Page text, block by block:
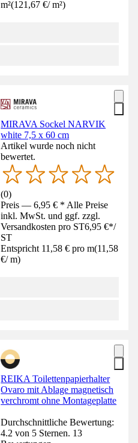
m²(121,67 €/ m²)
MIRAVA Sockel NARVIK
white 7,5 x 60 cm
Artikel wurde noch nicht
bewertet.
(0)
Preis — 6,95 € * Alle Preise
inkl. MwSt. und ggf. zzgl.
Versandkosten pro ST6,95 €*/
ST
Entspricht 11,58 € pro m(11,58
€/ m)
REIKA Toilettenpapierhalter
Ovaro mit Ablage magnetisch
verchromt ohne Montageplatte
Durchschnittliche Bewertung:
4.2 von 5 Sternen. 13